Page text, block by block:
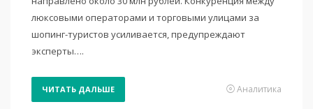
люксовыми операторами и торговыми улицами за
шопинг-туристов усиливается, предупреждают
эксперты….
ЧИТАТЬ ДАЛЬШЕ Аналитика